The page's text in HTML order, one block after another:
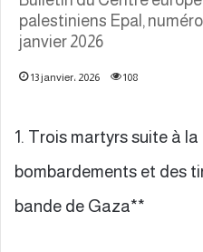
palestiniens Epal, numéro
janvier 2026
13 janvier، 2026 108
1. Trois martyrs suite à la
bombardements et des
bande de Gaza**